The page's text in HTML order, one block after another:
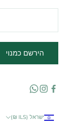
הירשם כמנוי
ישראל (ILS ₪)